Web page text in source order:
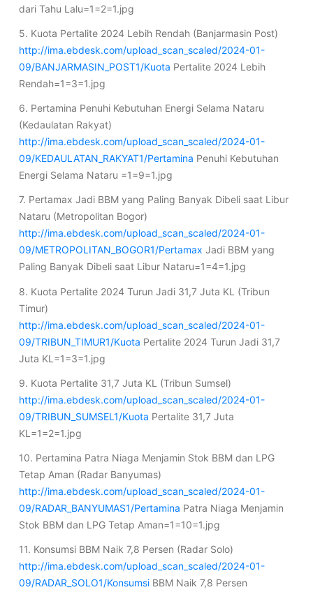
dari Tahu Lalu=1=2=1.jpg
5. Kuota Pertalite 2024 Lebih Rendah (Banjarmasin Post)
http://ima.ebdesk.com/upload_scan_scaled/2024-01-
09/BANJARMASIN_POST1/Kuota Pertalite 2024 Lebih
Rendah=1=3=1.jpg
6. Pertamina Penuhi Kebutuhan Energi Selama Nataru
(Kedaulatan Rakyat)
http://ima.ebdesk.com/upload_scan_scaled/2024-01-
09/KEDAULATAN_RAKYAT1/Pertamina Penuhi Kebutuhan
Energi Selama Nataru =1=9=1.jpg
7. Pertamax Jadi BBM yang Paling Banyak Dibeli saat Libur
Nataru (Metropolitan Bogor)
http://ima.ebdesk.com/upload_scan_scaled/2024-01-
09/METROPOLITAN_BOGOR1/Pertamax Jadi BBM yang
Paling Banyak Dibeli saat Libur Nataru=1=4=1.jpg
8. Kuota Pertalite 2024 Turun Jadi 31,7 Juta KL (Tribun
Timur)
http://ima.ebdesk.com/upload_scan_scaled/2024-01-
09/TRIBUN_TIMUR1/Kuota Pertalite 2024 Turun Jadi 31,7
Juta KL=1=3=1.jpg
9. Kuota Pertalite 31,7 Juta KL (Tribun Sumsel)
http://ima.ebdesk.com/upload_scan_scaled/2024-01-
09/TRIBUN_SUMSEL1/Kuota Pertalite 31,7 Juta
KL=1=2=1.jpg
10. Pertamina Patra Niaga Menjamin Stok BBM dan LPG
Tetap Aman (Radar Banyumas)
http://ima.ebdesk.com/upload_scan_scaled/2024-01-
09/RADAR_BANYUMAS1/Pertamina Patra Niaga Menjamin
Stok BBM dan LPG Tetap Aman=1=10=1.jpg
11. Konsumsi BBM Naik 7,8 Persen (Radar Solo)
http://ima.ebdesk.com/upload_scan_scaled/2024-01-
09/RADAR_SOLO1/KonsumsiBBM Naik 7,8 Persen